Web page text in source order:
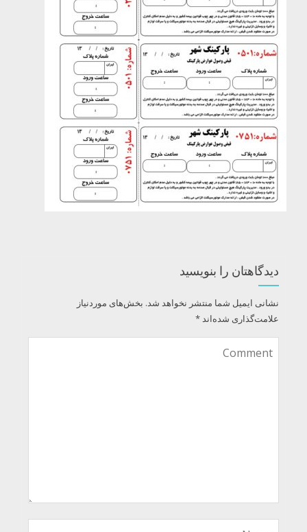
دیدگاهتان را بنویسید
نشانی ایمیل شما منتشر نخواهد شد. بخش‌های موردنیاز
علامت‌گذاری شده‌اند*